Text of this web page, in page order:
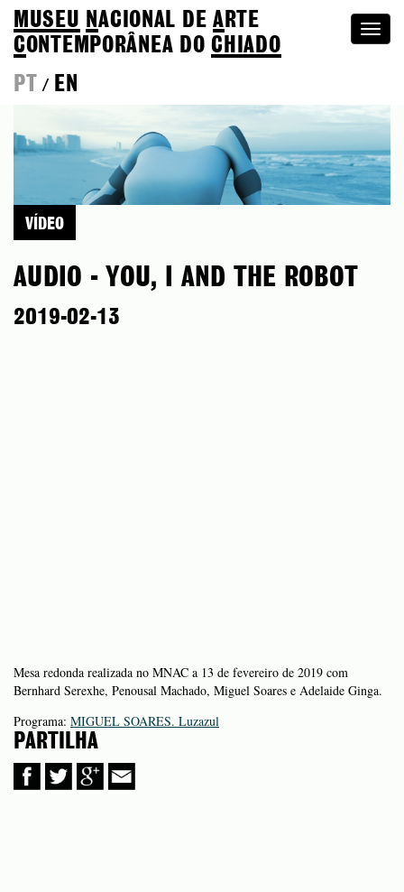
MUSEU NACIONAL DEA RTE
CONTEMPORÂNEA DOCHIADO
PT
/ EN
VÍDEO
AUDIO - YOU, I AND THE ROBOT
2019-02-13
Mesa redonda realizada no MNAC a 13 de fevereiro de 2019 com
Bernhard Serexhe, Penousal Machado, Miguel Soares e Adelaide Ginga.
Programa: MIGUEL SOARES. Luzazul
PARTILHA